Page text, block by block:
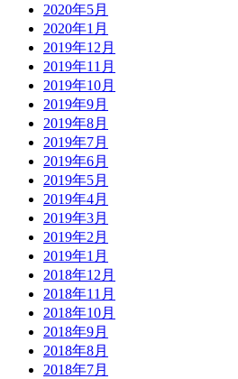
2020年5月
2020年1月
2019年12月
2019年11月
2019年10月
2019年9月
2019年8月
2019年7月
2019年6月
2019年5月
2019年4月
2019年3月
2019年2月
2019年1月
2018年12月
2018年11月
2018年10月
2018年9月
2018年8月
2018年7月